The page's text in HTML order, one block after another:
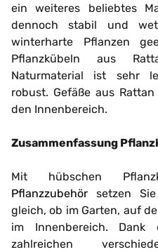
ein weiteres beliebtes
dennoch stabil und
winterharte Pflanzen
Pflanzkübeln aus
Naturmaterial ist sehr
robust. Gefäße aus
den Innenbereich.
Zusammenfassung
Mit hübschen
Pflanzzubehör setzen
gleich, ob im Garten, auf
im Innenbereich.
zahlreichen